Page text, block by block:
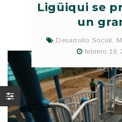
Ligüiqui se
un
Desarrollo Social
febrero 19,